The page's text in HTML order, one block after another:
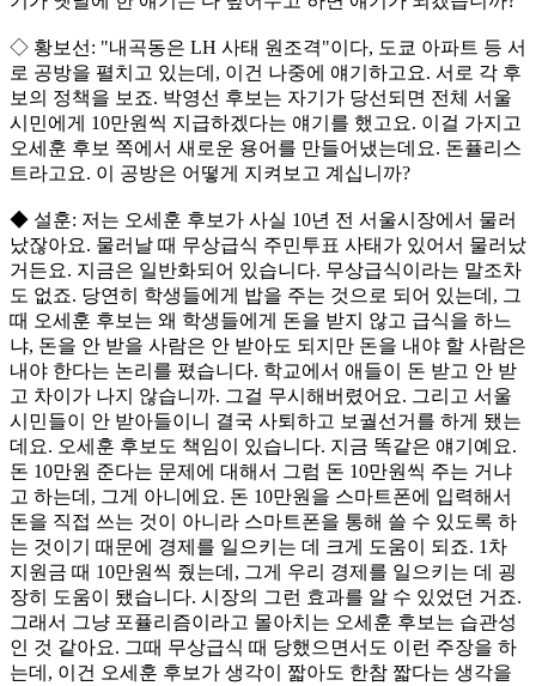
◇ 황보선: "내곡동은 LH 사태 원조격"이다, 도쿄 아파트 등 서
로 공방을 펼치고 있는데, 이건 나중에 얘기하고요. 서로 각 후
보의 정책을 보죠. 박영선 후보는 자기가 당선되면 전체 서울
시민에게 10만원씩 지급하겠다는 얘기를 했고요. 이걸 가지고
오세훈 후보 쪽에서 새로운 용어를 만들어냈는데요. 돈퓰리스
트라고요. 이 공방은 어떻게 지켜보고 계십니까?
◆ 설훈: 저는 오세훈 후보가 사실 10년 전 서울시장에서 물러
났잖아요. 물러날 때 무상급식 주민투표 사태가 있어서 물러났
거든요. 지금은 일반화되어 있습니다. 무상급식이라는 말조차
도 없죠. 당연히 학생들에게 밥을 주는 것으로 되어 있는데, 그
때 오세훈 후보는 왜 학생들에게 돈을 받지 않고 급식을 하느
냐, 돈을 안 받을 사람은 안 받아도 되지만 돈을 내야 할 사람은
내야 한다는 논리를 폈습니다. 학교에서 애들이 돈 받고 안 받
고 차이가 나지 않습니까. 그걸 무시해버렸어요. 그리고 서울
시민들이 안 받아들이니 결국 사퇴하고 보궐선거를 하게 됐는
데요. 오세훈 후보도 책임이 있습니다. 지금 똑같은 얘기예요.
돈 10만원 준다는 문제에 대해서 그럼 돈 10만원씩 주는 거냐
고 하는데, 그게 아니에요. 돈 10만원을 스마트폰에 입력해서
돈을 직접 쓰는 것이 아니라 스마트폰을 통해 쓸 수 있도록 하
는 것이기 때문에 경제를 일으키는 데 크게 도움이 되죠. 1차
지원금 때 10만원씩 줬는데, 그게 우리 경제를 일으키는 데 굉
장히 도움이 됐습니다. 시장의 그런 효과를 알 수 있었던 거죠.
그래서 그냥 포퓰리즘이라고 몰아치는 오세훈 후보는 습관성
인 것 같아요. 그때 무상급식 때 당했으면서도 이런 주장을 하
는데, 이건 오세훈 후보가 생각이 짧아도 한참 짧다는 생각을